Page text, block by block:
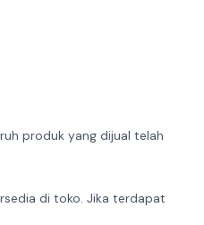
produk yang dijual telah
di toko. Jika terdapat